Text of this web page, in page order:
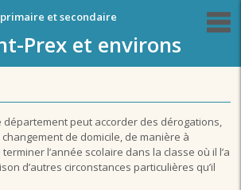
et secondaire
Prex et environs
département peut accorder des dérogations,
de domicile, de manière à
l’année scolaire dans la classe où il l’a
d’autres circonstances particulières qu’il